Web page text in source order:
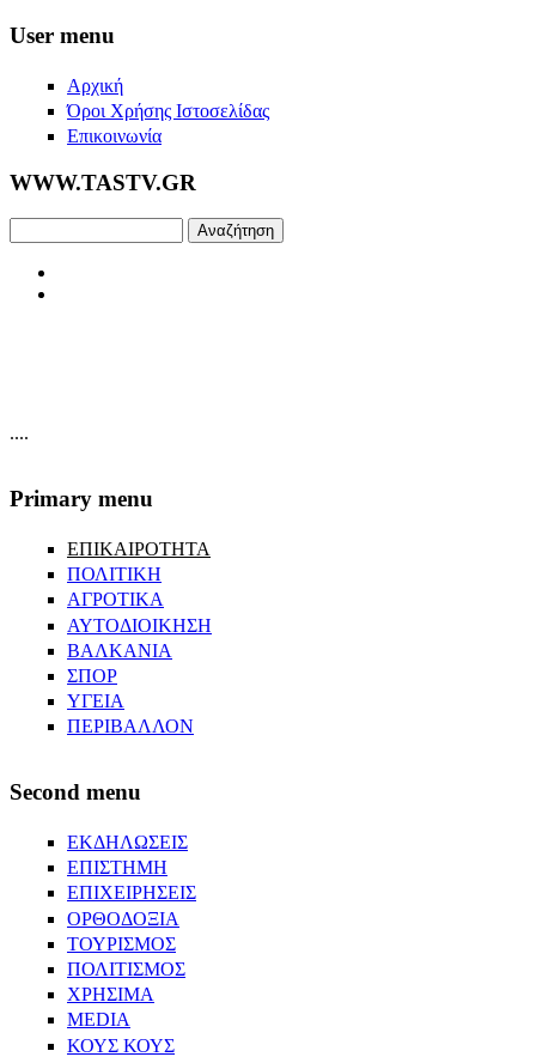
Skip to main content
User menu
Αρχική
Όροι Χρήσης Ιστοσελίδας
Επικοινωνία
WWW.TASTV.GR
....
Primary menu
ΕΠΙΚΑΙΡΟΤΗΤΑ
ΠΟΛΙΤΙΚΗ
ΑΓΡΟΤΙΚΑ
ΑΥΤΟΔΙΟΙΚΗΣΗ
ΒΑΛΚΑΝΙΑ
ΣΠΟΡ
ΥΓΕΙΑ
ΠΕΡΙΒΑΛΛΟΝ
Second menu
ΕΚΔΗΛΩΣΕΙΣ
ΕΠΙΣΤΗΜΗ
ΕΠΙΧΕΙΡΗΣΕΙΣ
ΟΡΘΟΔΟΞΙΑ
ΤΟΥΡΙΣΜΟΣ
ΠΟΛΙΤΙΣΜΟΣ
ΧΡΗΣΙΜΑ
MEDIA
ΚΟΥΣ ΚΟΥΣ